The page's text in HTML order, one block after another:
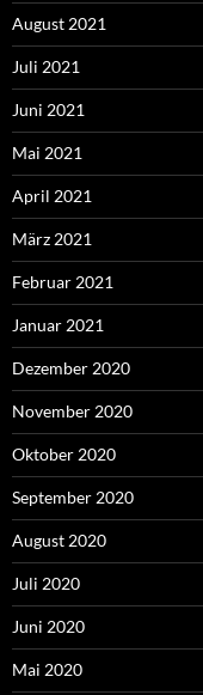
August 2021
Juli 2021
Juni 2021
Mai 2021
April 2021
März 2021
Februar 2021
Januar 2021
Dezember 2020
November 2020
Oktober 2020
September 2020
August 2020
Juli 2020
Juni 2020
Mai 2020